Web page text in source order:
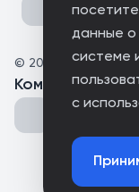
данные о
системе
с
© 2026 Sergey
Комментарии(0
Could not